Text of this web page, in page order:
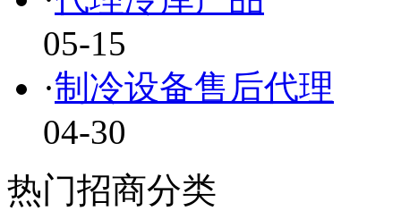
05-15
·制冷设备售后代理
04-30
热门招商分类